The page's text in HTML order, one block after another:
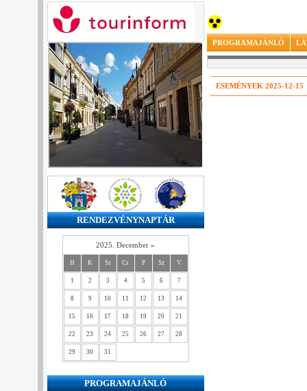
RENDEZVÉNYNAPTÁR
2025. December »
H K Sz Cs P Sz V
1 2 3 4 5 6 7
8 9 10 11 12 13 14
15 16 17 18 19 20 21
22 23 24 25 26 27 28
29 30 31
PROGRAMAJÁNLÓ
PROGRAMAJÁNLÓ
ESEMÉNYEK 2025-12-15